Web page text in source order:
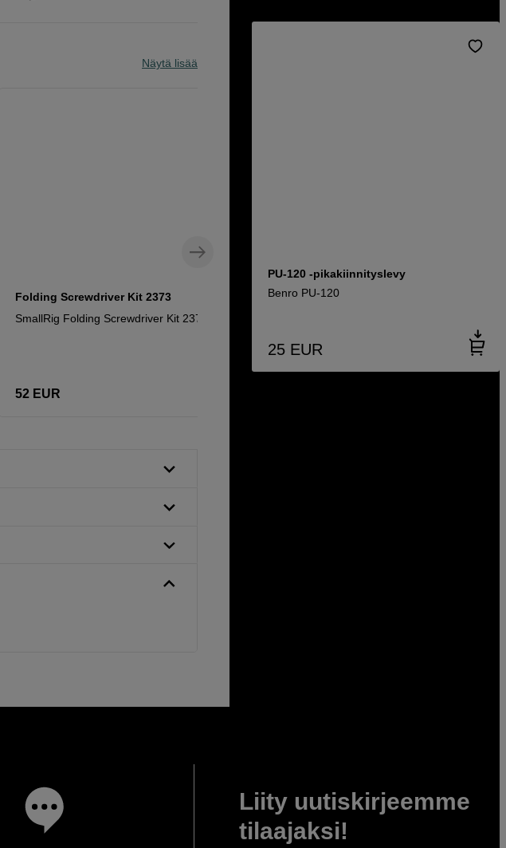
Näytä lisää
Folding Screwdriver Kit 2373
SmallRig Folding Screwdriver Kit 2373
52 EUR
PU-120 -pikakiinnityslevy
Benro PU-120
25 EUR
Liity uutiskirjeemme
tilaajaksi!